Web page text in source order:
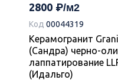
2800
Код 00044319
Керамогранит
(Сандра) черно-
лаппатирование
(Идальго)